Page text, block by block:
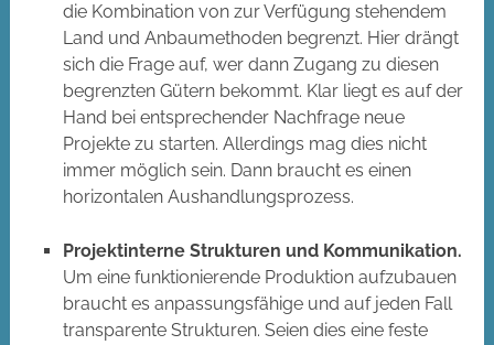
die Kombination von zur Verfügung stehendem
Land und Anbaumethoden begrenzt. Hier drängt
sich die Frage auf, wer dann Zugang zu diesen
begrenzten Gütern bekommt. Klar liegt es auf der
Hand bei entsprechender Nachfrage neue
Projekte zu starten. Allerdings mag dies nicht
immer möglich sein. Dann braucht es einen
horizontalen Aushandlungsprozess.
Projektinterne Strukturen und Kommunikation.
Um eine funktionierende Produktion aufzubauen
braucht es anpassungsfähige und auf jeden Fall
transparente Strukturen. Seien dies eine feste